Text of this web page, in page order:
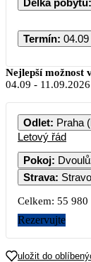
Termín:
7
Nejlepší možnost
04.09 - 11.09.2026
Odlet: Praha
Letový řád
Pokoj:
Strava:
Celkem: 55 980
Rezervujte
uložit do